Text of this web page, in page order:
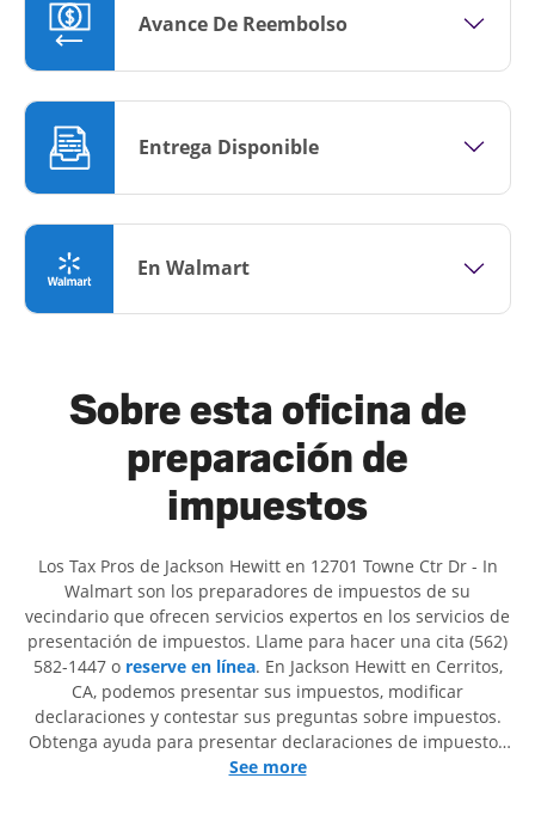
Avance De Reembolso
Entrega Disponible
En Walmart
Sobre esta oficina de
preparación de
impuestos
Los Tax Pros de Jackson Hewitt en 12701 Towne Ctr Dr - In
Walmart son ​​los preparadores de impuestos de su
vecindario que ofrecen servicios expertos en los servicios de
presentación de impuestos. Llame para hacer una cita (562)
582-1447 o reserve en línea. En Jackson Hewitt en Cerritos,
CA, podemos presentar sus impuestos, modificar
declaraciones y contestar sus preguntas sobre impuestos.
Obtenga ayuda para presentar declaraciones de impuestos
simples o situaciones más complejas, como los impuestos
See more